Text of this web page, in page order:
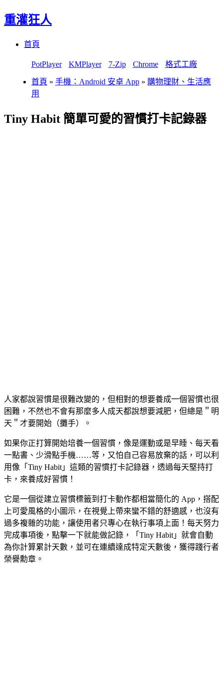
重灌狂人
首頁
PotPlayer KMPlayer 7-Zip Chrome 格式工廠
首頁 » 手機：Android 安卓 App » 購物理財、生活應
用
Tiny Habit 簡單可愛的習慣打卡記錄器
人家都說習慣是很難改變的，但相對的想要養成一個習慣也很
困難，不然也不會有那麼多人成天都說想要減肥，但總是＂明
天＂才要開始（攤手）。
如果你正打算開始培養一個習慣，像是運動或是早睡、每天看
一點書、少滑點手機……等，又怕自己容易放棄的話，可以利
用像「Tiny Habit」這類的習慣打卡記錄器，透過每天堅持打
卡，來養成好習慣！
它是一個從建立習慣標籤到打卡動作都相當簡化的 App，搭配
上可愛風格的小圖示，在視覺上帶來蠻不錯的舒適感，也沒有
過多複雜的功能，讓使用者只專心在執行事項上面！每天努力
完成事項後，點擊一下就能做記錄，「Tiny Habit」就會自動
為你計算累計天數，並可在連續達成特定天數後，獲得踐行者
榮譽勳章。